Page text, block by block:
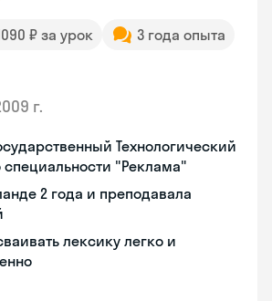
₽ за урок
3 года опыта
г.
Технологический
специальности "Реклама"
2 года и преподавала
лексику легко и